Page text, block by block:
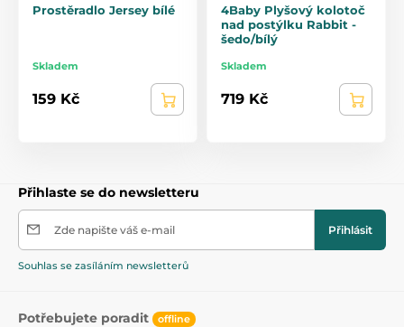
Prostěradlo Jersey bílé
Skladem
159 Kč
4Baby Plyšový kolotoč
nad postýlku Rabbit -
šedo/bílý
Skladem
719 Kč
Přihlaste se do newsletteru
Zde napište váš e-mail Přihlásit
Souhlas se zasíláním newsletterů
Potřebujete poradit offline